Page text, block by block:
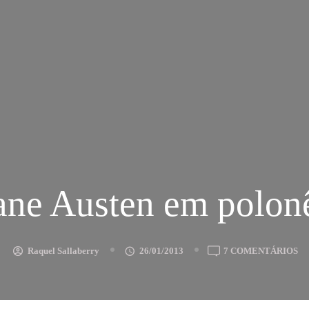
Austen em
Raquel Sallaberry 26/01/2013 7 COMENTÁRIOSEM